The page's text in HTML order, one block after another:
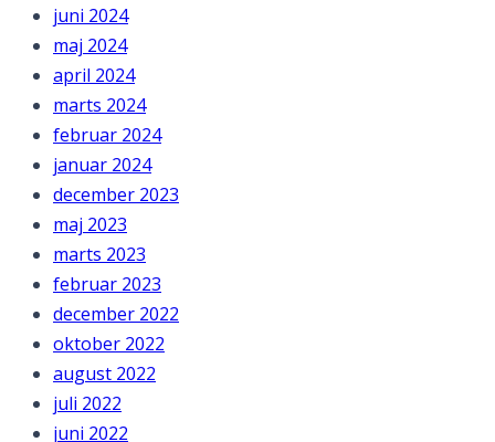
juni 2024
maj 2024
april 2024
marts 2024
februar 2024
januar 2024
december 2023
maj 2023
marts 2023
februar 2023
december 2022
oktober 2022
august 2022
juli 2022
juni 2022